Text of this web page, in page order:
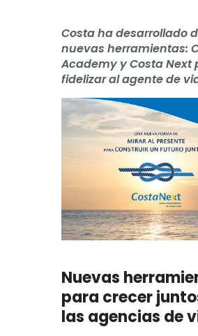
Costa ha desarrollado
nuevas herramientas:
Academy y Costa Next
fidelizar al agente de
Nuevas
para crecer
las agencias de